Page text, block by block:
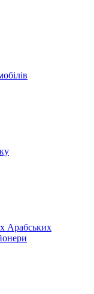
Арабських